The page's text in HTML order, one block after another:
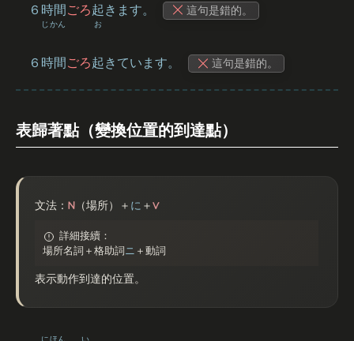
６ 時間 ごろ起きます。 這句是錯的。
６ 時間
じかん
ごろ起
お
きています。 這句是錯的。
表歸著點（變換位置的到達點）
文法： N （場所）＋ に ＋V
詳細接續：
場所名詞＋格助詞 ニ ＋動詞
表示動作到達的位置。